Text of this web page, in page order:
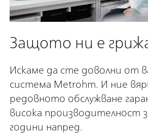
Защото ни е
Искаме да сте доволни от
система Metrohm. И ние
редовното обслужване
висока производителност
години напред.